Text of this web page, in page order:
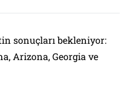
sonuçları bekleniyor:
Arizona, Georgia ve